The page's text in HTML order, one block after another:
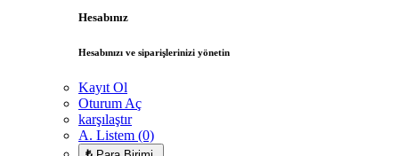
Hesabınız
Hesabınızı ve siparişlerinizi yönetin
Kayıt Ol
Oturum Aç
karşılaştır
A. Listem (0)